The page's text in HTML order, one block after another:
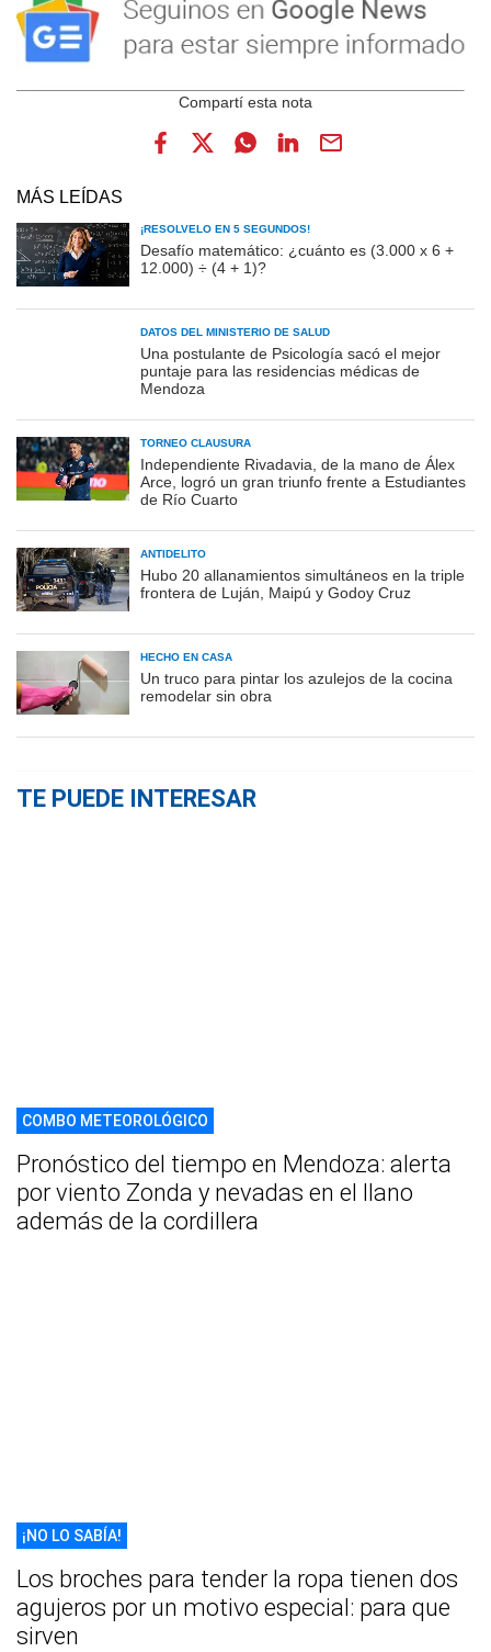
MÁS LEÍDAS
¡RESOLVELO EN 5 SEGUNDOS!
Desafío matemático: ¿cuánto es (3.000 x 6 +
12.000) ÷ (4 + 1)?
DATOS DEL MINISTERIO DE SALUD
Una postulante de Psicología sacó el mejor
puntaje para las residencias médicas de
Mendoza
TORNEO CLAUSURA
Independiente Rivadavia, de la mano de Álex
Arce, logró un gran triunfo frente a Estudiantes
de Río Cuarto
ANTIDELITO
Hubo 20 allanamientos simultáneos en la triple
frontera de Luján, Maipú y Godoy Cruz
HECHO EN CASA
Un truco para pintar los azulejos de la cocina
remodelar sin obra
TE PUEDE INTERESAR
COMBO METEOROLÓGICO
Pronóstico del tiempo en Mendoza: alerta
por viento Zonda y nevadas en el llano
además de la cordillera
¡NO LO SABÍA!
Los broches para tender la ropa tienen dos
agujeros por un motivo especial: para que
sirven